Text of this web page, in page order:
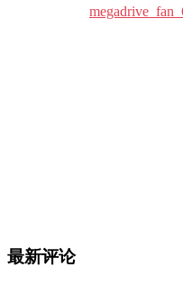
最新评论